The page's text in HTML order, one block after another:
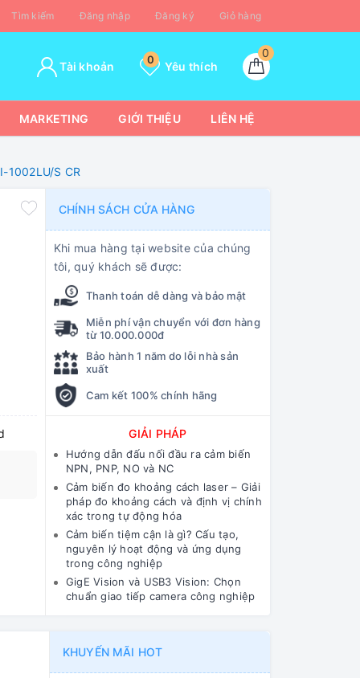
Tìm kiếm Đăng nhập Đăng ký Giỏ hàng
0
Yêu thích
0
Tài khoản
MARKETING GIỚI THIỆU LIÊN HỆ
1002LU/S CR
CHÍNH SÁCH CỬA HÀNG
Khi mua hàng tại website của chúng
tôi, quý khách sẽ được:
Thanh toán dễ dàng và bảo mật
Miễn phí vận chuyển với đơn hàng
từ 10.000.000đ
Bảo hành 1 năm do lỗi nhà sản
xuất
Cam kết 100% chính hãng
GIẢI PHÁP
Hướng dẫn đấu nối đầu ra cảm biến
NPN, PNP, NO và NC
Cảm biến đo khoảng cách laser – Giải
pháp đo khoảng cách và định vị chính
xác trong tự động hóa
Cảm biến tiệm cận là gì? Cấu tạo,
nguyên lý hoạt động và ứng dụng
trong công nghiệp
GigE Vision và USB3 Vision: Chọn
chuẩn giao tiếp camera công nghiệp
KHUYẾN MÃI HOT